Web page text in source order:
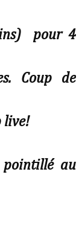
pour 4
Coup de
live!
au